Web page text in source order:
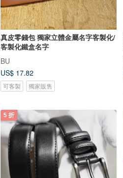
真皮零錢包 獨家立體金屬名字客製化/
客製化鐵盒名字
BU
US$ 17.82
可客製 獨家販售
5 折